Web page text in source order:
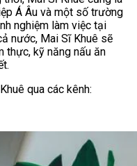
Á Âu và một số trường
nghiệm làm việc tại
nước, Mai Sĩ Khuê sẽ
thực, kỹ năng nấu ăn
qua các kênh: